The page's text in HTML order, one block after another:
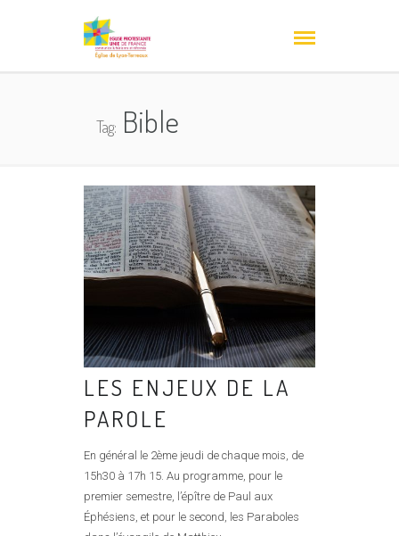
Tag:Bible
LES ENJEUX DE LA
PAROLE
En général le 2ème jeudi de chaque mois, de
15h30 à 17h 15. Au programme, pour le
premier semestre, l’épître de Paul aux
Éphésiens, et pour le second, les Paraboles